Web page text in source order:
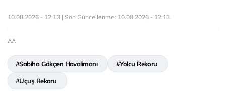
10.08.2026 - 12:13 | Son Güncellenme: 10.08.2026 - 12:13
AA
#Sabiha Gökçen Havalimanı #Yolcu Rekoru
#Uçuş Rekoru